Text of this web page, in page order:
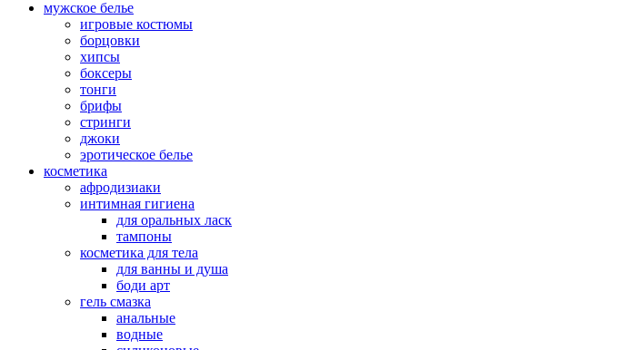
мужское белье
игровые костюмы
борцовки
хипсы
боксеры
тонги
брифы
стринги
джоки
эротическое белье
косметика
афродизиаки
интимная гигиена
для оральных ласк
тампоны
косметика для тела
для ванны и душа
боди арт
гель смазка
анальные
водные